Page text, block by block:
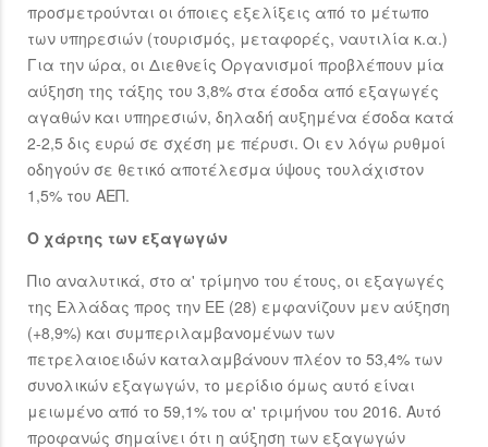
προσμετρούνται οι όποιες εξελίξεις από το μέτωπο
των υπηρεσιών (τουρισμός, μεταφορές, ναυτιλία κ.α.)
Για την ώρα, οι Διεθνείς Οργανισμοί προβλέπουν μία
αύξηση της τάξης του 3,8% στα έσοδα από εξαγωγές
αγαθών και υπηρεσιών, δηλαδή αυξημένα έσοδα κατά
2-2,5 δις ευρώ σε σχέση με πέρυσι. Οι εν λόγω ρυθμοί
οδηγούν σε θετικό αποτέλεσμα ύψους τουλάχιστον
1,5% του ΑΕΠ.
Ο χάρτης των εξαγωγών
Πιο αναλυτικά, στο α' τρίμηνο του έτους, οι εξαγωγές
της Ελλάδας προς την ΕΕ (28) εμφανίζουν μεν αύξηση
(+8,9%) και συμπεριλαμβανομένων των
πετρελαιοειδών καταλαμβάνουν πλέον το 53,4% των
συνολικών εξαγωγών, το μερίδιο όμως αυτό είναι
μειωμένο από το 59,1% του α' τριμήνου του 2016. Αυτό
προφανώς σημαίνει ότι η αύξηση των εξαγωγών